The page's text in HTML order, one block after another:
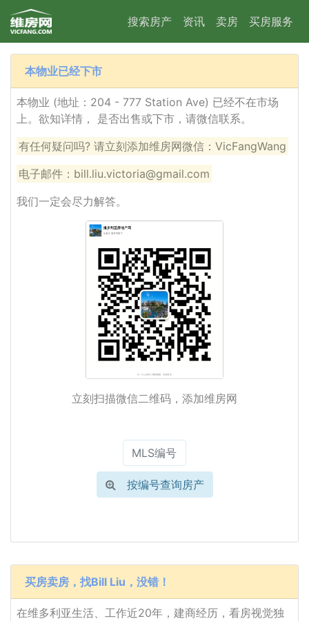
搜索房产 资讯 卖房 买房服务
本物业已经下市
本物业 (地址：204 - 777 Station Ave) 已经不在市场
上。欲知详情， 是否出售或下市，请微信联系。
有任何疑问吗? 请立刻添加维房网微信：VicFangWang
电子邮件：bill.liu.victoria@gmail.com
我们一定会尽力解答。
立刻扫描微信二维码，添加维房网
按编号查询房产
买房卖房，找Bill Liu，没错！
在维多利亚生活、工作近20年，建商经历，看房视觉独